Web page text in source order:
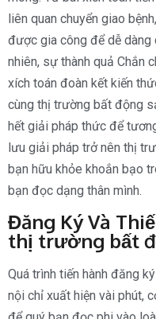
liên quan chuyển giao
được gia công để dễ dàng
nhiên, sự thành quả Chắn
xích toán đoàn kết kiến
cùng thị trường bất động
hết giải pháp thức để
lưu giải pháp trở nên thị
bạn hữu khỏe khoắn bạo
bạn đọc dạng thân mình.
Đăng Ký Và
thị trường bất
Quá trình tiến hành đăng
nội chỉ xuất hiện vài phút,